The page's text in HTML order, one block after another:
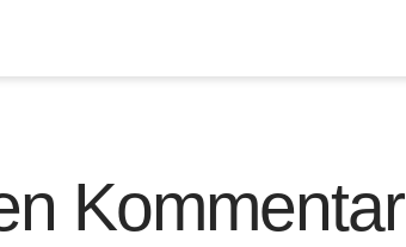
Kommentar